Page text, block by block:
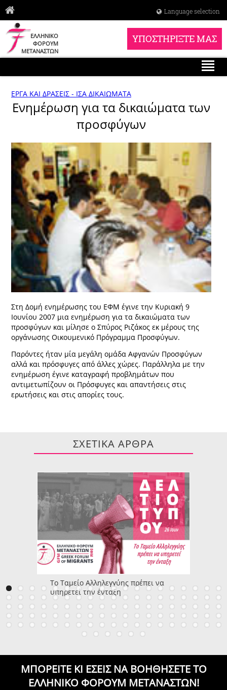
Language selection
ΕΛΛΗΝΙΚΟ
ΦΟΡΟΥΜ
ΜΕΤΑΝΑΣΤΩΝ
ΥΠΟΣΤΗΡΙΞΤΕ ΜΑΣ
ΕΡΓΑ ΚΑΙ ΔΡΑΣΕΙΣ - ΙΣΑ ΔΙΚΑΙΩΜΑΤΑ
Ενημέρωση για τα δικαιώματα των
προσφύγων
Στη Δομή ενημέρωσης του ΕΦΜ έγινε την Κυριακή 9
Ιουνίου 2007 μια ενημέρωση για τα δικαιώματα των
προσφύγων και μίλησε ο Σπύρος Ριζάκος εκ μέρους της
οργάνωσης Οικουμενικό Πρόγραμμα Προσφύγων.
Παρόντες ήταν μία μεγάλη ομάδα Αφγανών Προσφύγων
αλλά και πρόσφυγες από άλλες χώρες. Παράλληλα με την
ενημέρωση έγινε καταγραφή προβλημάτων που
αντιμετωπίζουν οι Πρόσφυγες και απαντήσεις στις
ερωτήσεις και στις απορίες τους.
ΣΧΕΤΙΚΑ ΑΡΘΡΑ
Το Ταμείο Αλληλεγγύης πρέπει να
υπηρετεί την ένταξη
ΜΠΟΡΕΙΤΕ ΚΙ ΕΣΕΙΣ ΝΑ ΒΟΗΘΗΣΕΤΕΤΟ
ΕΛΛΗΝΙΚΟ ΦΟΡΟΥΜ ΜΕΤΑΝΑΣΤΩΝ!